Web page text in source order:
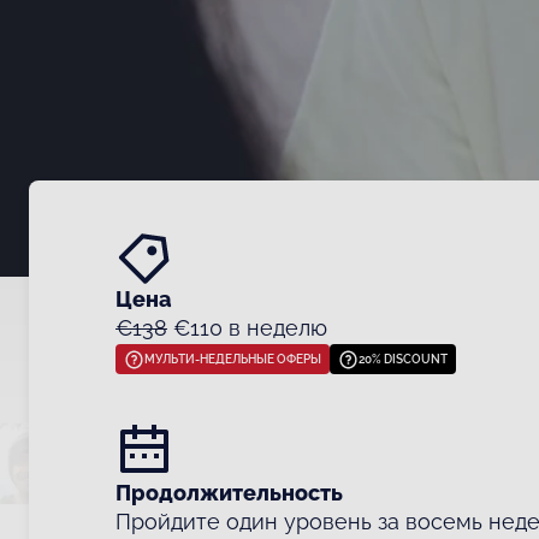
Цена
€138 €110 в неделю
МУЛЬТИ-НЕДЕЛЬНЫЕ ОФЕРЫ 20% DISCOUNT
Продолжительность
Пройдите один уровень за восемь